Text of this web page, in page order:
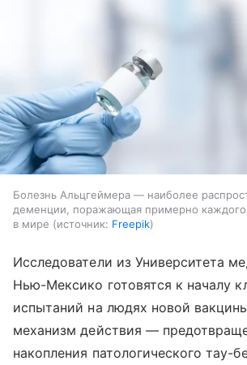
Болезнь Альцгеймера — наиболее
деменции, поражающая примерно каждого
в мире
источник: Freepik
Исследователи из Университета
Нью-Мексико готовятся к началу
испытаний на людях новой
механизм действия —
накопления патологического тау-